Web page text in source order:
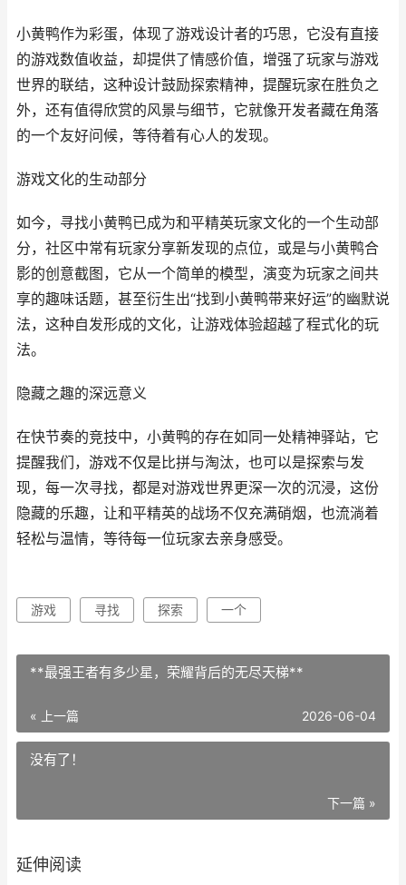
小黄鸭作为彩蛋，体现了游戏设计者的巧思，它没有直接
的游戏数值收益，却提供了情感价值，增强了玩家与游戏
世界的联结，这种设计鼓励探索精神，提醒玩家在胜负之
外，还有值得欣赏的风景与细节，它就像开发者藏在角落
的一个友好问候，等待着有心人的发现。
游戏文化的生动部分
如今，寻找小黄鸭已成为和平精英玩家文化的一个生动部
分，社区中常有玩家分享新发现的点位，或是与小黄鸭合
影的创意截图，它从一个简单的模型，演变为玩家之间共
享的趣味话题，甚至衍生出“找到小黄鸭带来好运”的幽默说
法，这种自发形成的文化，让游戏体验超越了程式化的玩
法。
隐藏之趣的深远意义
在快节奏的竞技中，小黄鸭的存在如同一处精神驿站，它
提醒我们，游戏不仅是比拼与淘汰，也可以是探索与发
现，每一次寻找，都是对游戏世界更深一次的沉浸，这份
隐藏的乐趣，让和平精英的战场不仅充满硝烟，也流淌着
轻松与温情，等待每一位玩家去亲身感受。
游戏 寻找 探索 一个
**最强王者有多少星，荣耀背后的无尽天梯**
« 上一篇 2026-06-04
没有了！
下一篇 »
延伸阅读